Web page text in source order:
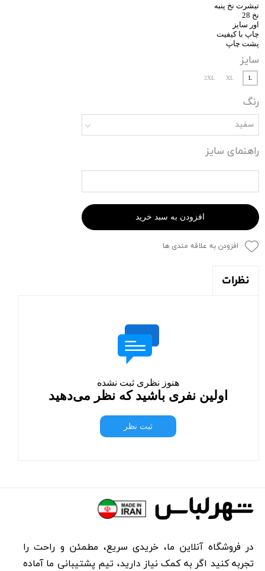
تیشرت نخ پنبه
نخ 28
اور سایز
چاپ با کیفیت
پشت چاپ
سایز
L
XL
2XL
رنگ
سفید
راهنمای سایز
افزودن به سبد خرید
افزودن به علاقه مندی ها
نظرات
هنوز نظری ثبت نشده
اولین نفری باشید که نظر می‌دهید
ثبت نظر
در فروشگاه آنلاین ما، خریدی سریع، مطمئن و راحت را
تجربه کنید اگر به کمک نیاز دارید، تیم پشتیبانی ما آماده